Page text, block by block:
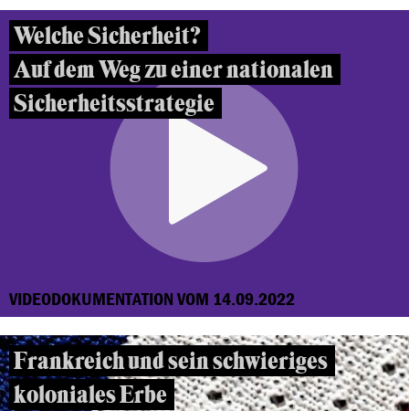
Welche Sicherheit?
Auf dem Weg zu einer nationalen
Sicherheitsstrategie
VIDEODOKUMENTATION VOM 14.09.2022
Frankreich und sein schwieriges
koloniales Erbe